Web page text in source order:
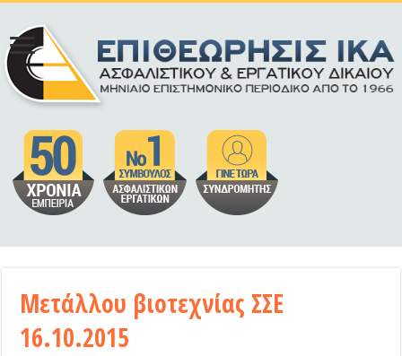
Μετάλλου βιοτεχνίας ΣΣΕ
16.10.2015